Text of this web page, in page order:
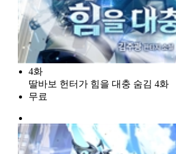
4화
딸바보 헌터가 힘을 대충 숨김 4화
무료